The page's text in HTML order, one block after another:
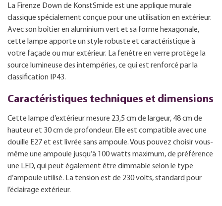
La Firenze Down de KonstSmide est une applique murale
classique spécialement conçue pour une utilisation en extérieur.
Avec son boîtier en aluminium vert et sa forme hexagonale,
cette lampe apporte un style robuste et caractéristique à
votre façade ou mur extérieur. La fenêtre en verre protège la
source lumineuse des intempéries, ce qui est renforcé par la
classification IP43.
Caractéristiques techniques et dimensions
Cette lampe d’extérieur mesure 23,5 cm de largeur, 48 cm de
hauteur et 30 cm de profondeur. Elle est compatible avec une
douille E27 et est livrée sans ampoule. Vous pouvez choisir vous-
même une ampoule jusqu’à 100 watts maximum, de préférence
une LED, qui peut également être dimmable selon le type
d’ampoule utilisé. La tension est de 230 volts, standard pour
l’éclairage extérieur.